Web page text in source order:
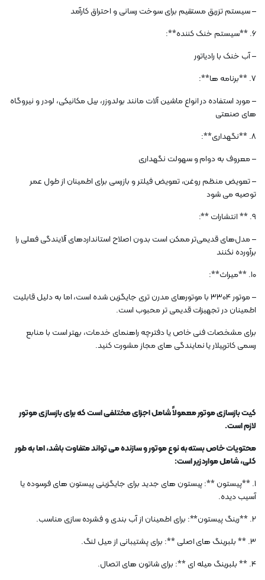
– سیستم تزریق مستقیم برای سوخت رسانی و احتراق کارآمد
6. **سیستم خنک کننده**:
– آب خنک با رادیاتور
7. **برنامه ها**:
– مورد استفاده در انواع ماشین آلات مانند بولدوزر، بیل مکانیکی، لودر و نیروگاه
های صنعتی
8. **نگهداری**:
– معروف به دوام و سهولت نگهداری
– تعویض منظم روغن، تعویض فیلتر و بازرسی برای اطمینان از طول عمر
توصیه می شود
9. ** انتشارات **:
– مدل‌های قدیمی‌تر ممکن است بدون اصلاح استانداردهای آلایندگی فعلی را
برآورده نکنند
10. **میراث**:
– موتور 3304 با موتورهای مدرن تری جایگزین شده است، اما به دلیل قابلیت
اطمینان در تجهیزات قدیمی تر محبوب است.
برای مشخصات فنی خاص یا دفترچه راهنمای خدمات، بهتر است با منابع
رسمی کاترپیلار یا نمایندگی های مجاز مشورت کنید.
کیت بازسازی موتور معمولاً شامل اجزای مختلفی است که برای بازسازی موتور
لازم است.
محتویات خاص بسته به نوع موتور و سازنده می تواند متفاوت باشد، اما به طور
کلی، شامل موارد زیر است:
1. **پیستون **: پیستون های جدید برای جایگزینی پیستون های فرسوده یا
آسیب دیده.
2. **رینگ پیستون**: برای اطمینان از آب بندی و فشرده سازی مناسب.
3. ** بلبرینگ های اصلی **: برای پشتیبانی از میل لنگ.
4. ** بلبرینگ میله ای **: برای شاتون های اتصال.